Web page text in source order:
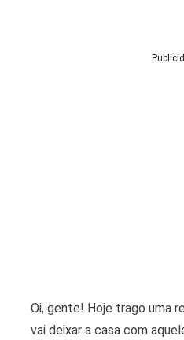
Oi, gente! Hoje trago uma
vai deixar a casa com